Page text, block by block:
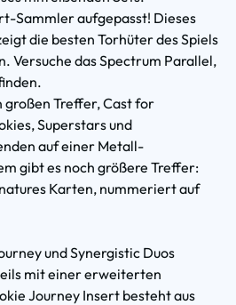
Sammler aufgepasst! Dieses
die besten Torhüter des Spiels
Versuche das Spectrum Parallel,
Treffer, Cast for
Superstars und
auf einer Metall-
gibt es noch größere Treffer:
Karten, nummeriert auf
und Synergistic Duos
mit einer erweiterten
Journey Insert besteht aus